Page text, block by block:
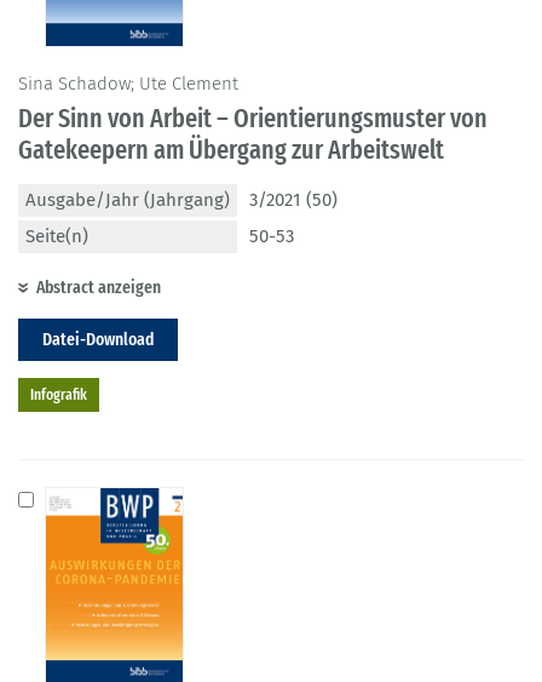
Sina Schadow; Ute Clement
Der Sinn von Arbeit – Orientierungsmuster von
Gatekeepern am Übergang zur Arbeitswelt
Ausgabe/Jahr (Jahrgang)
3/2021 (50)
Seite(n)
50-53
Abstract anzeigen
Datei-Download
Infografik